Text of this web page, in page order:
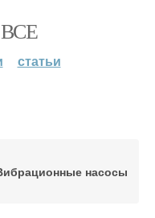
статьи
насосы